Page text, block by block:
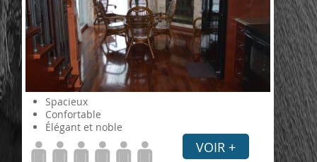
Spacieux
Confortable
Élégant et noble
VOIR +